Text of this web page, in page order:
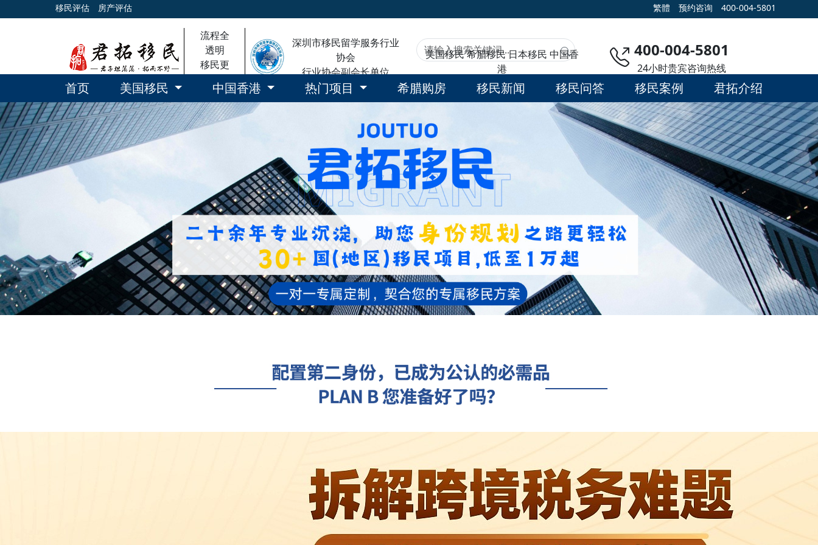
移民评估 房产评估 繁體 预约咨询 400-004-5801
流程全
透明
移民更
放心
深圳市移民留学服务行业
协会
行业协会副会长单位
美国移民希腊移民日本移民 中国香
港
400-004-5801
24小时贵宾咨询热线
首页 美国移民 中国香港 热门项目 希腊购房 移民新闻 移民问答 移民案例 君拓介绍